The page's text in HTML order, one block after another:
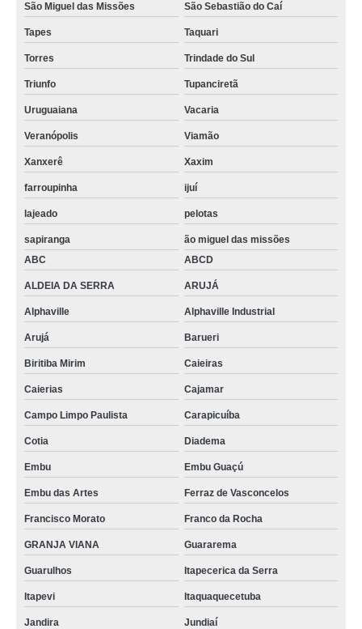
São Miguel das Missões São Sebastião do Caí
Tapes Taquari
Torres Trindade do Sul
Triunfo Tupanciretã
Uruguaiana Vacaria
Veranópolis Viamão
Xanxerê Xaxim
farroupinha ijuí
lajeado pelotas
sapiranga
ão miguel das missões
ABC
ABCD
ALDEIA DA SERRA ARUJÁ
Alphaville Alphaville Industrial
Arujá Barueri
Biritiba Mirim Caieiras
Caierias Cajamar
Campo Limpo Paulista Carapicuíba
Cotia Diadema
Embu Embu Guaçú
Embu das Artes Ferraz de Vasconcelos
Francisco Morato Franco da Rocha
GRANJA VIANA Guararema
Guarulhos Itapecerica da Serra
Itapevi Itaquaquecetuba
Jandira Jundiaí